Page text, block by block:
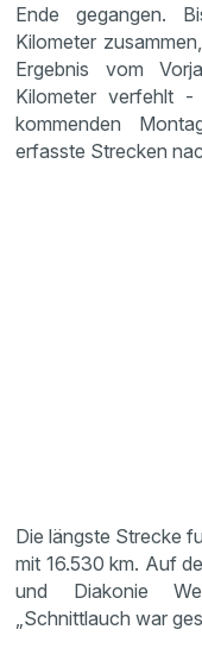
Ende gegangen.
Kilometer
Ergebnis vom
Kilometer verfehlt
kommenden
erfasste Strecken
Die längste Strecke
mit 16.530 km. Auf
und Diakonie
„Schnittlauch war